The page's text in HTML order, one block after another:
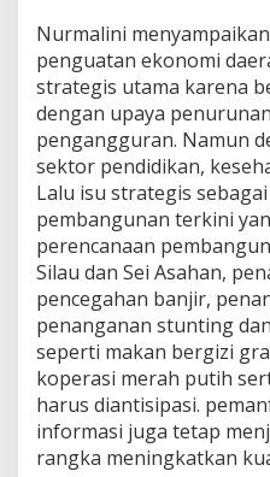
n
E
k
o
n
o
m
D
a
e
a
h
d
a
n
P
m
b
Nurmalini
penguatan ekonomi
strategis utama karena
dengan upaya
pengangguran. Namun
sektor pendidikan,
Lalu isu strategis
pembangunan terkini
perencanaan
Silau dan Sei Asahan,
pencegahan banjir,
penanganan stunting
seperti makan bergizi
koperasi merah putih
harus diantisipasi.
informasi juga tetap
rangka meningkatkan